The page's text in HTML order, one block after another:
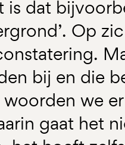
is dat
Op
bij en die
we
gaat het